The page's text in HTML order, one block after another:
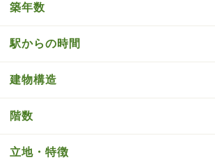
築年数
駅からの時間
建物構造
階数
立地・特徴